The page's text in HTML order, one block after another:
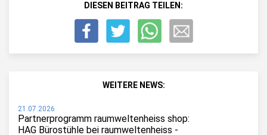
DIESEN BEITRAG TEILEN:
WEITERE NEWS:
21.07.2026
Partnerprogramm raumweltenheiss shop:
HAG Bürostühle bei raumweltenheiss -